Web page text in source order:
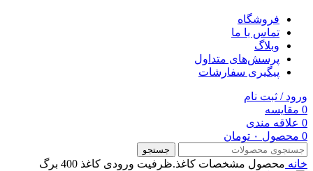
فروشگاه
تماس با ما
وبلاگ
پرسش‌های متداول
پیگیری سفارشات
ورود / ثبت نام
0 مقایسه
0 علاقه مندی
0 محصول ۰ تومان
جستجو
خانه محصول مشخصات کاغذ.ظرفیت ورودی کاغذ 400 برگ